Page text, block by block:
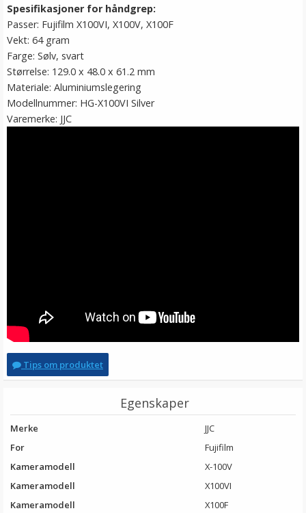
Spesifikasjoner for håndgrep:
Passer: Fujifilm X100VI, X100V, X100F
Vekt: 64 gram
Farge: Sølv, svart
Størrelse: 129.0 x 48.0 x 61.2 mm
Materiale: Aluminiumslegering
Modellnummer: HG-X100VI Silver
Varemerke: JJC
Tips om produktet
Egenskaper
Merke
JJC
For
Fujifilm
Kameramodell
X-100V
Kameramodell
X100VI
Kameramodell
X100F